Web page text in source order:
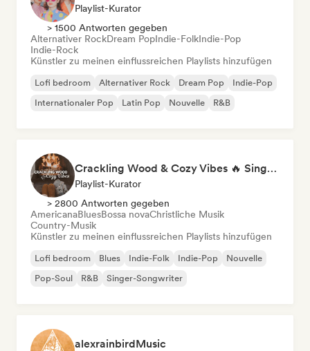
Playlist-Kurator
> 1500 Antworten gegeben
Alternativer RockDream PopIndie-FolkIndie-Pop
Indie-Rock
Künstler zu meinen einflussreichen Playlists hinzufügen
Lofi bedroom Alternativer Rock Dream Pop
Indie-Pop
Internationaler Pop
Latin Pop Nouvelle R&B
Crackling Wood & Cozy Vibes 🔥 Singer-Songwriter, Dream Pop & Bedroom Pop
Playlist-Kurator
> 2800 Antworten gegeben
AmericanaBluesBossa novaChristliche Musik
Country-Musik
Künstler zu meinen einflussreichen Playlists hinzufügen
Lofi bedroom Blues Indie-Folk Indie-Pop
Nouvelle
Pop-Soul
R&B Singer-Songwriter
alexrainbirdMusic